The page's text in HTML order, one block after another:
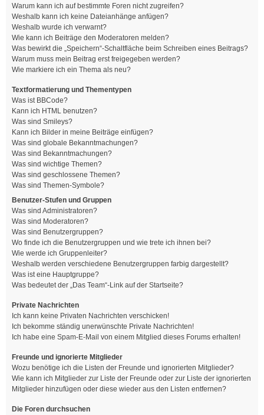
Warum kann ich auf bestimmte Foren nicht zugreifen?
Weshalb kann ich keine Dateianhänge anfügen?
Weshalb wurde ich verwarnt?
Wie kann ich Beiträge den Moderatoren melden?
Was bewirkt die „Speichern“-Schaltfläche beim Schreiben eines Beitrags?
Warum muss mein Beitrag erst freigegeben werden?
Wie markiere ich ein Thema als neu?
Textformatierung und Thementypen
Was ist BBCode?
Kann ich HTML benutzen?
Was sind Smileys?
Kann ich Bilder in meine Beiträge einfügen?
Was sind globale Bekanntmachungen?
Was sind Bekanntmachungen?
Was sind wichtige Themen?
Was sind geschlossene Themen?
Was sind Themen-Symbole?
Benutzer-Stufen und Gruppen
Was sind Administratoren?
Was sind Moderatoren?
Was sind Benutzergruppen?
Wo finde ich die Benutzergruppen und wie trete ich ihnen bei?
Wie werde ich Gruppenleiter?
Weshalb werden verschiedene Benutzergruppen farbig dargestellt?
Was ist eine Hauptgruppe?
Was bedeutet der „Das Team“-Link auf der Startseite?
Private Nachrichten
Ich kann keine Privaten Nachrichten verschicken!
Ich bekomme ständig unerwünschte Private Nachrichten!
Ich habe eine Spam-E-Mail von einem Mitglied dieses Forums erhalten!
Freunde und ignorierte Mitglieder
Wozu benötige ich die Listen der Freunde und ignorierten Mitglieder?
Wie kann ich Mitglieder zur Liste der Freunde oder zur Liste der ignorierten
Mitglieder hinzufügen oder diese wieder aus den Listen entfernen?
Die Foren durchsuchen